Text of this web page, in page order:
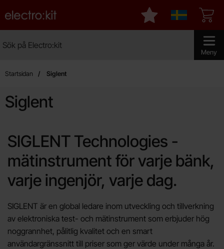
Meny
Startsidan för Electro:kit
Sverige
Mina favoriter
Startsidan Siglent
Siglent
SIGLENT Technologies -
mätinstrument för varje bänk,
varje ingenjör, varje dag.
SIGLENT är en global ledare inom utveckling och tillverkning
av elektroniska test- och mätinstrument som erbjuder hög
noggrannhet, pålitlig kvalitet och en smart
användargränssnitt till priser som ger värde under många år.